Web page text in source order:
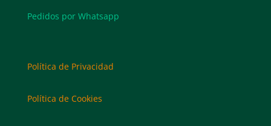
Pedidos por Whatsapp
Política de Privacidad
Política de Cookies